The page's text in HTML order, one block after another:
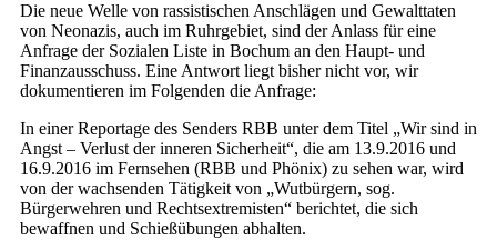
Die neue Welle von rassistischen Anschlägen und Gewalttaten
von Neonazis, auch im Ruhrgebiet, sind der Anlass für eine
Anfrage der Sozialen Liste in Bochum an den Haupt- und
Finanzausschuss. Eine Antwort liegt bisher nicht vor, wir
dokumentieren im Folgenden die Anfrage:
In einer Reportage des Senders RBB unter dem Titel „Wir sind in
Angst – Verlust der inneren Sicherheit“, die am 13.9.2016 und
16.9.2016 im Fernsehen (RBB und Phönix) zu sehen war, wird
von der wachsenden Tätigkeit von „Wutbürgern, sog.
Bürgerwehren und Rechtsextremisten“ berichtet, die sich
bewaffnen und Schießübungen abhalten.